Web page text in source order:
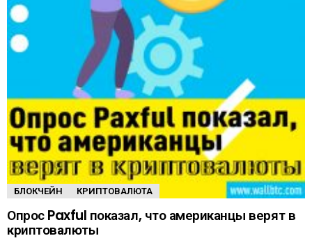
БЛОКЧЕЙН КРИПТОВАЛЮТА
Опрос Paxful показал, что американцы верят в
криптовалюты